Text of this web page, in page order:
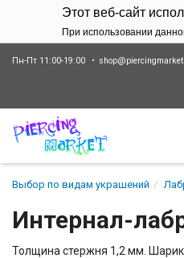
Этот веб-сайт
При использовании
Пн-Пт 11:00-19:00
Выбор по видам украшений
Интернал-
Толщина стержня 1,2 мм.